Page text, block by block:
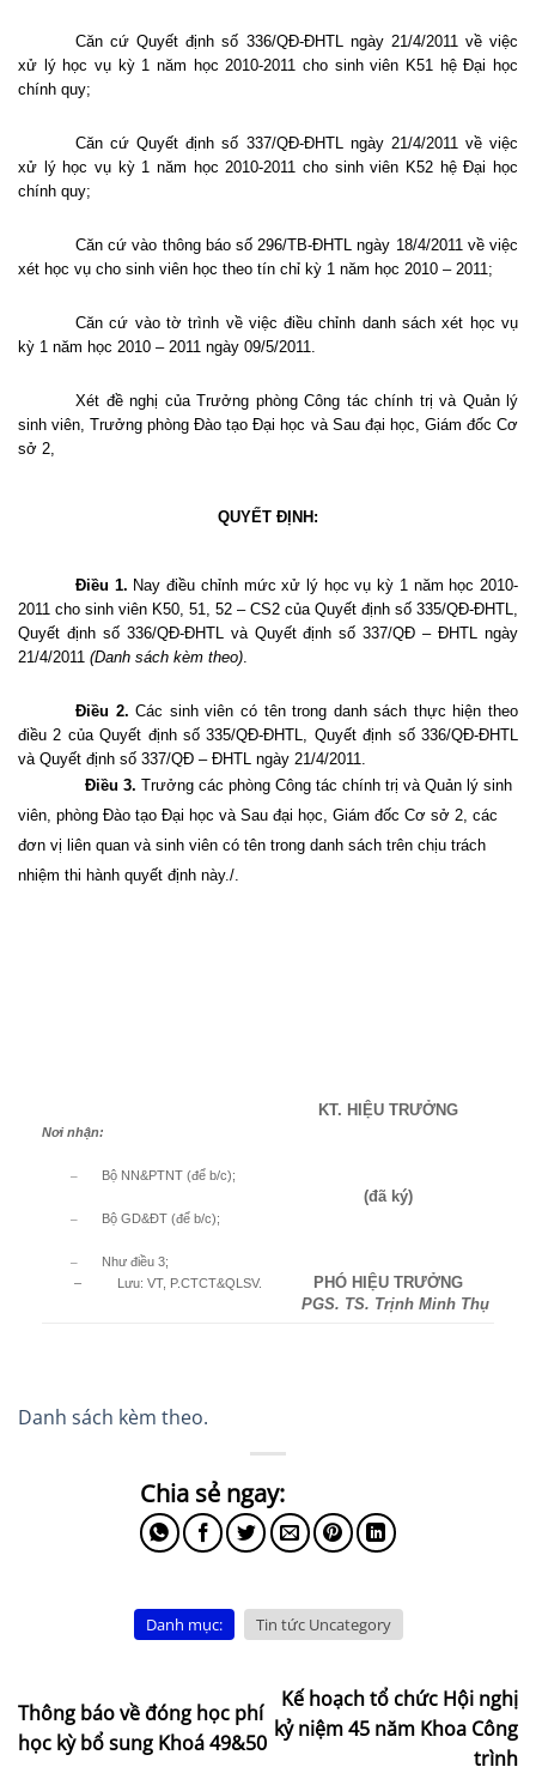
Căn cứ Quyết định số 336/QĐ-ĐHTL ngày 21/4/2011 về việc
xử lý học vụ kỳ 1 năm học 2010-2011 cho sinh viên K51 hệ Đại học
chính quy;
Căn cứ Quyết định số 337/QĐ-ĐHTL ngày 21/4/2011 về việc
xử lý học vụ kỳ 1 năm học 2010-2011 cho sinh viên K52 hệ Đại học
chính quy;
Căn cứ vào thông báo số 296/TB-ĐHTL ngày 18/4/2011 về việc
xét học vụ cho sinh viên học theo tín chỉ kỳ 1 năm học 2010 – 2011;
Căn cứ vào tờ trình về việc điều chỉnh danh sách xét học vụ
kỳ 1 năm học 2010 – 2011 ngày 09/5/2011.
Xét đề nghị của Trưởng phòng Công tác chính trị và Quản lý
sinh viên, Trưởng phòng Đào tạo Đại học và Sau đại học, Giám đốc Cơ
sở 2,
QUYẾT ĐỊNH:
Điều 1. Nay điều chỉnh mức xử lý học vụ kỳ 1 năm học 2010-
2011 cho sinh viên K50, 51, 52 – CS2 của Quyết định số 335/QĐ-ĐHTL,
Quyết định số 336/QĐ-ĐHTL và Quyết định số 337/QĐ – ĐHTL ngày
21/4/2011 (Danh sách kèm theo).
Điều 2. Các sinh viên có tên trong danh sách thực hiện theo
điều 2 của Quyết định số 335/QĐ-ĐHTL, Quyết định số 336/QĐ-ĐHTL
và Quyết định số 337/QĐ – ĐHTL ngày 21/4/2011.
Điều 3. Trưởng các phòng Công tác chính trị và Quản lý sinh
viên, phòng Đào tạo Đại học và Sau đại học, Giám đốc Cơ sở 2, các
đơn vị liên quan và sinh viên có tên trong danh sách trên chịu trách
nhiệm thi hành quyết định này./.
Nơi nhận:
– Bộ NN&PTNT (để b/c);
– Bộ GD&ĐT (để b/c);
–
Như điều 3;
– Lưu: VT, P.CTCT&QLSV.
KT. HIỆU TRƯỞNG
(đã ký)
PHÓ HIỆU TRƯỞNG
PGS. TS. Trịnh Minh Thụ
Danh sách kèm theo.
Danh mục: Tin tức Uncategory
Thông báo về đóng học phí
học kỳ bổ sung Khoá 49&50
Kế hoạch tổ chức Hội nghị
kỷ niệm 45 năm Khoa Công
trình